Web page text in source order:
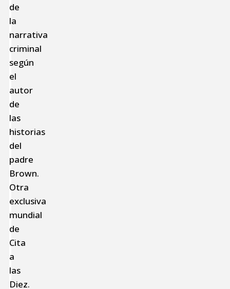
de
la
narrativa
criminal
según
el
autor
de
las
historias
del
padre
Brown.
Otra
exclusiva
mundial
de
Cita
a
las
Diez.